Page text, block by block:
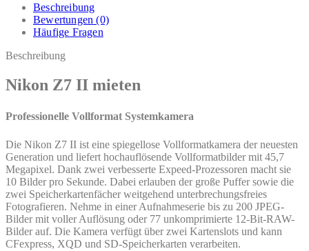
Beschreibung
Bewertungen (0)
Häufige Fragen
Beschreibung
Nikon Z7 II mieten
Professionelle Vollformat Systemkamera
Die Nikon Z7 II ist eine spiegellose Vollformatkamera der neuesten
Generation und liefert hochauflösende Vollformatbilder mit 45,7
Megapixel. Dank zwei verbesserte Expeed-Prozessoren macht sie
10 Bilder pro Sekunde. Dabei erlauben der große Puffer sowie die
zwei Speicherkartenfächer weitgehend unterbrechungsfreies
Fotografieren. Nehme in einer Aufnahmeserie bis zu 200 JPEG-
Bilder mit voller Auflösung oder 77 unkomprimierte 12-Bit-RAW-
Bilder auf. Die Kamera verfügt über zwei Kartenslots und kann
CFexpress, XQD und SD-Speicherkarten verarbeiten.